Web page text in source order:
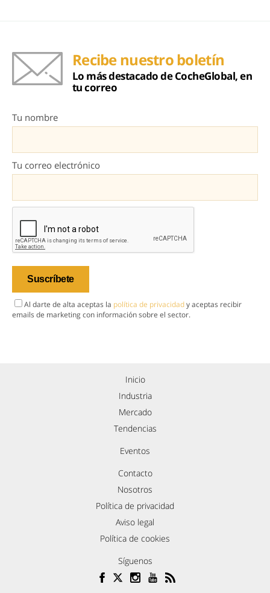
Recibe nuestro boletín
Lo más destacado de CocheGlobal, en
tu correo
Tu nombre
Tu correo electrónico
Al darte de alta aceptas la política de privacidady aceptas recibir
emails de marketing con información sobre el sector.
Inicio
Industria
Mercado
Tendencias
Eventos
Contacto
Nosotros
Política de privacidad
Aviso legal
Política de cookies
Síguenos